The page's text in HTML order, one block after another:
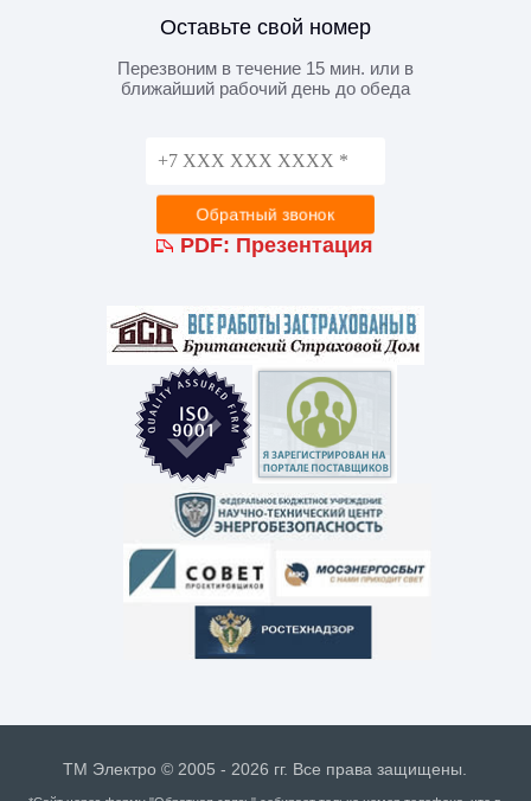
Оставьте свой номер
Перезвоним в течение 15 мин. или в
ближайший рабочий день до обеда
PDF: Презентация
ТМ Электро © 2005 - 2026 гг. Все права защищены.